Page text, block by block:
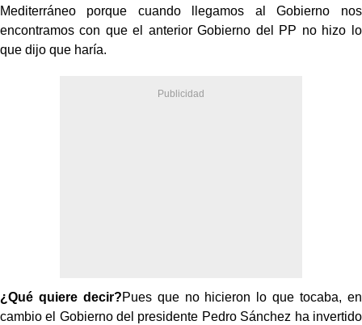
Mediterráneo porque cuando llegamos al Gobierno nos
encontramos con que el anterior Gobierno del PP no hizo lo
que dijo que haría.
¿Qué quiere decir?Pues que no hicieron lo que tocaba, en
cambio el Gobierno del presidente Pedro Sánchez ha invertido